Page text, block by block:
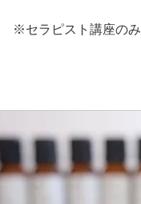
※セラピスト講座の